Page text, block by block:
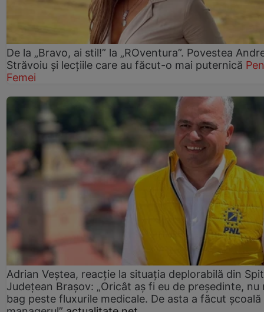
De la „Bravo, ai stil!” la „ROventura”. Povestea
Străvoiu și lecțiile care au făcut-o mai puternică
Femei
Adrian Veștea, reacție la situația deplorabilă din
Județean Brașov: „Oricât aș fi eu de președinte, nu
bag peste fluxurile medicale. De asta a făcut școală